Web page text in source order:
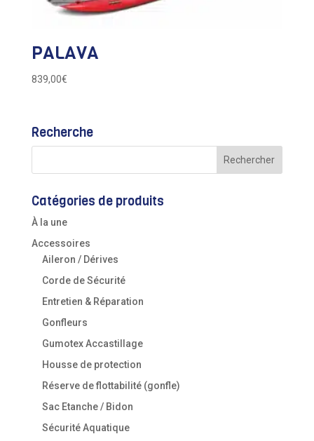
PALAVA
839,00€
Recherche
Catégories de produits
À la une
Accessoires
Aileron / Dérives
Corde de Sécurité
Entretien & Réparation
Gonfleurs
Gumotex Accastillage
Housse de protection
Réserve de flottabilité (gonfle)
Sac Etanche / Bidon
Sécurité Aquatique